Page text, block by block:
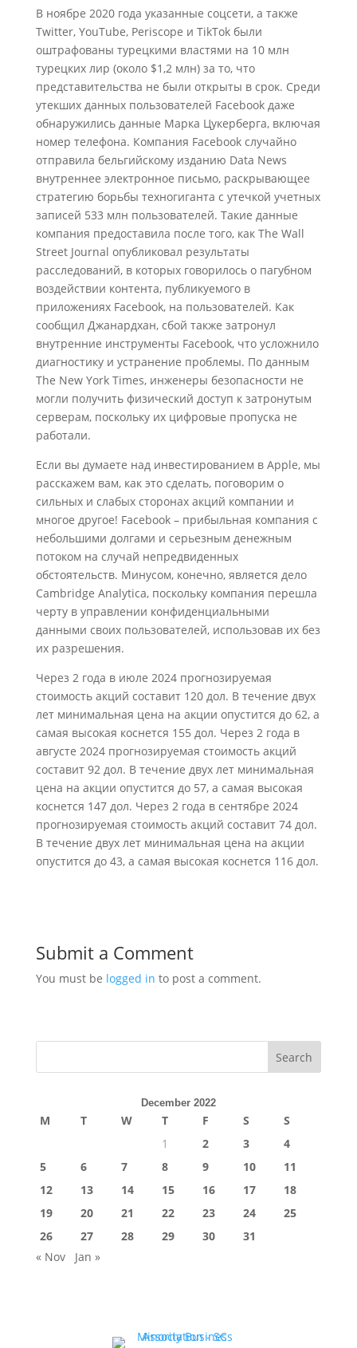
В ноябре 2020 года указанные соцсети, а также
Twitter, YouTube, Periscope и TikTok были
оштрафованы турецкими властями на 10 млн
турецких лир (около $1,2 млн) за то, что
представительства не были открыты в срок. Среди
утекших данных пользователей Facebook даже
обнаружились данные Марка Цукерберга, включая
номер телефона. Компания Facebook случайно
отправила бельгийскому изданию Data News
внутреннее электронное письмо, раскрывающее
стратегию борьбы техногиганта с утечкой учетных
записей 533 млн пользователей. Такие данные
компания предоставила после того, как The Wall
Street Journal опубликовал результаты
расследований, в которых говорилось о пагубном
воздействии контента, публикуемого в
приложениях Facebook, на пользователей. Как
сообщил Джанардхан, сбой также затронул
внутренние инструменты Facebook, что усложнило
диагностику и устранение проблемы. По данным
The New York Times, инженеры безопасности не
могли получить физический доступ к затронутым
серверам, поскольку их цифровые пропуска не
работали.
Если вы думаете над инвестированием в Apple, мы
расскажем вам, как это сделать, поговорим о
сильных и слабых сторонах акций компании и
многое другое! Facebook – прибыльная компания с
небольшими долгами и серьезным денежным
потоком на случай непредвиденных
обстоятельств. Минусом, конечно, является дело
Cambridge Analytica, поскольку компания перешла
черту в управлении конфиденциальными
данными своих пользователей, использовав их без
их разрешения.
Через 2 года в июле 2024 прогнозируемая
стоимость акций составит 120 дол. В течение двух
лет минимальная цена на акции опустится до 62, а
самая высокая коснется 155 дол. Через 2 года в
августе 2024 прогнозируемая стоимость акций
составит 92 дол. В течение двух лет минимальная
цена на акции опустится до 57, а самая высокая
коснется 147 дол. Через 2 года в сентябре 2024
прогнозируемая стоимость акций составит 74 дол.
В течение двух лет минимальная цена на акции
опустится до 43, а самая высокая коснется 116 дол.
Submit a Comment
You must be logged in to post a comment.
Search
December 2022
M T W T F S
S
1
2 3
4
5
6 7 8 9 10
11
12
13 14 15 16 17
18
19
20 21 22 23 24
25
26
27 28 29 30
31
« Nov
Jan »